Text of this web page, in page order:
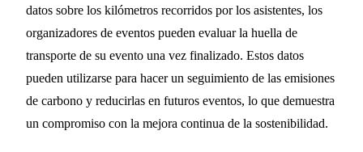
datos sobre los kilómetros recorridos por los asistentes, los
organizadores de eventos pueden evaluar la huella de
transporte de su evento una vez finalizado. Estos datos
pueden utilizarse para hacer un seguimiento de las emisiones
de carbono y reducirlas en futuros eventos, lo que demuestra
un compromiso con la mejora continua de la sostenibilidad.